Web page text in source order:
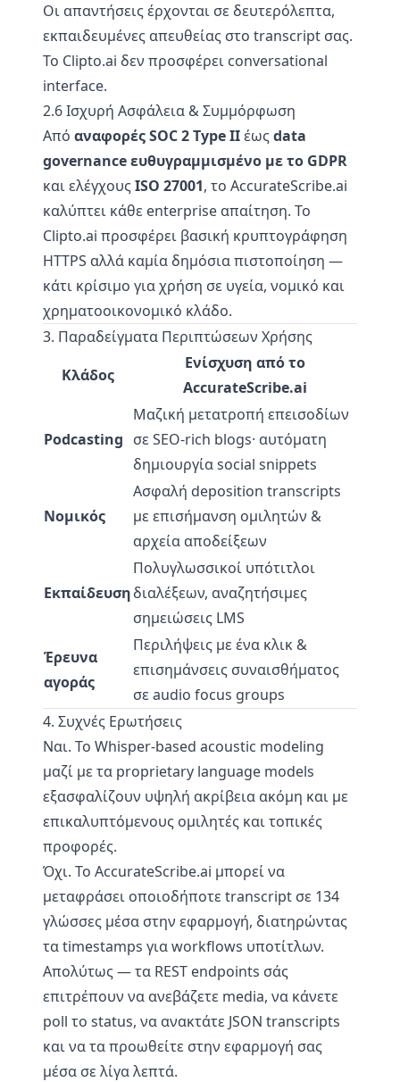
Οι απαντήσεις έρχονται σε δευτερόλεπτα,
εκπαιδευμένες απευθείας στο transcript σας.
Το Clipto.ai δεν προσφέρει conversational
interface.
2.6 Ισχυρή Ασφάλεια & Συμμόρφωση
Από αναφορές SOC 2 Type IIέωςdata
governance ευθυγραμμισμένο με το GDPR
και ελέγχουςISO 27001, το AccurateScribe.ai
καλύπτει κάθε enterprise απαίτηση. Το
Clipto.ai προσφέρει βασική κρυπτογράφηση
HTTPS αλλά καμία δημόσια πιστοποίηση —
κάτι κρίσιμο για χρήση σε υγεία, νομικό και
χρηματοοικονομικό κλάδο.
3. Παραδείγματα Περιπτώσεων Χρήσης
Κλάδος
Ενίσχυση από το
AccurateScribe.ai
Podcasting
Μαζική μετατροπή επεισοδίων
σε SEO-rich blogs· αυτόματη
δημιουργία social snippets
Νομικός
Ασφαλή deposition transcripts
με επισήμανση ομιλητών &
αρχεία αποδείξεων
Εκπαίδευση
Πολυγλωσσικοί υπότιτλοι
διαλέξεων, αναζητήσιμες
σημειώσεις LMS
Έρευνα
αγοράς
Περιλήψεις με ένα κλικ &
επισημάνσεις συναισθήματος
σε audio focus groups
4. Συχνές Ερωτήσεις
Ναι. Το Whisper-based acoustic modeling
μαζί με τα proprietary language models
εξασφαλίζουν υψηλή ακρίβεια ακόμη και με
επικαλυπτόμενους ομιλητές και τοπικές
προφορές.
Όχι. Το AccurateScribe.ai μπορεί να
μεταφράσει οποιοδήποτε transcript σε 134
γλώσσες μέσα στην εφαρμογή, διατηρώντας
τα timestamps για workflows υποτίτλων.
Απολύτως — τα REST endpoints σάς
επιτρέπουν να ανεβάζετε media, να κάνετε
poll το status, να ανακτάτε JSON transcripts
και να τα προωθείτε στην εφαρμογή σας
μέσα σε λίγα λεπτά.